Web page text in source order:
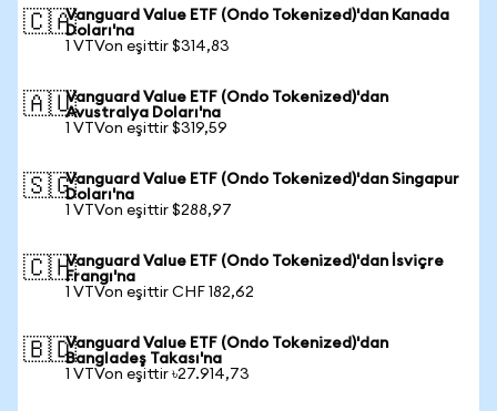
🇨🇦Vanguard Value ETF (Ondo Tokenized)'dan Kanada
Doları'na
1 VTVon eşittir $314,83
🇦🇺Vanguard Value ETF (Ondo Tokenized)'dan
Avustralya Doları'na
1 VTVon eşittir $319,59
🇸🇬Vanguard Value ETF (Ondo Tokenized)'dan Singapur
Doları'na
1 VTVon eşittir $288,97
🇨🇭Vanguard Value ETF (Ondo Tokenized)'dan İsviçre
Frangı'na
1 VTVon eşittir CHF 182,62
🇧🇩Vanguard Value ETF (Ondo Tokenized)'dan
Bangladeş Takası'na
1 VTVon eşittir ৳27.914,73